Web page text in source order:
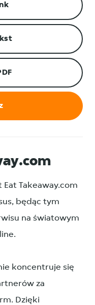
Eat Takeaway.com
będąc tym
na światowym
koncentruje się
za
Dzięki